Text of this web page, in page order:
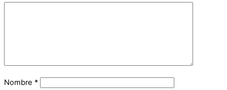
Nombre *